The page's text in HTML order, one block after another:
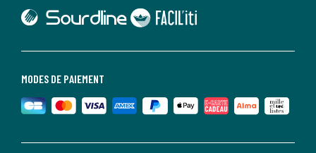
MODES DE PAIEMENT
lien vers Sourdline
lien vers Faciliti